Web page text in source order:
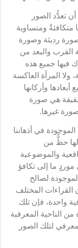
تعدُّد الصور
متكافئةٌ ومتساوية
رديئة وصورة
القرب والبعد من
فيها جميع هذه
ولا المرآة العاكسة
وأركانها
هي صورة
غيرها.
في أذهاننا
حظٌّ من
والموضوعية
ما إلى تكافؤ
لصالح
القراءات المختلف
واحدة، فإن تلك
الناحية المعرفية
لتلك الصور